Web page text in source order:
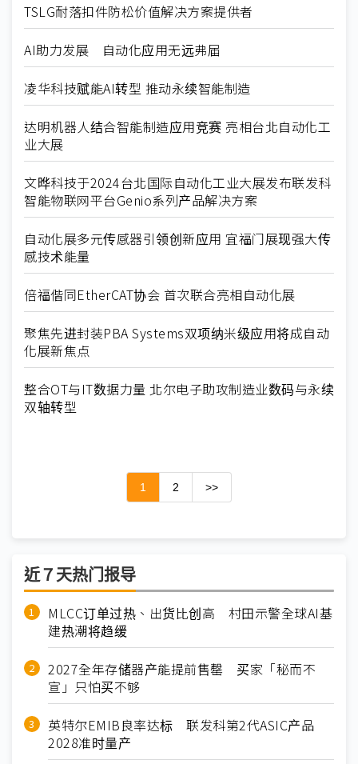
TSLG耐落扣件防松价值解决方案提供者
AI助力发展 自动化应用无远弗届
凌华科技赋能AI转型 推动永续智能制造
达明机器人结合智能制造应用竞赛 亮相台北自动化工
业大展
文晔科技于2024台北国际自动化工业大展发布联发科
智能物联网平台Genio系列产品解决方案
自动化展多元传感器引领创新应用 宜福门展现强大传
感技术能量
倍福偕同EtherCAT协会 首次联合亮相自动化展
聚焦先进封装PBA Systems双项纳米级应用将成自动
化展新焦点
整合OT与IT数据力量 北尔电子助攻制造业数码与永续
双轴转型
1 2 >>
近７天热门报导
MLCC订单过热、出货比创高 村田示警全球AI基
建热潮将趋缓
2027全年存储器产能提前售罄 买家「秘而不
宣」只怕买不够
英特尔EMIB良率达标 联发科第2代ASIC产品
2028准时量产